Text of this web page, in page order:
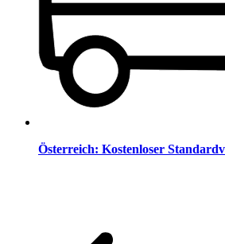
Österreich: Kostenloser